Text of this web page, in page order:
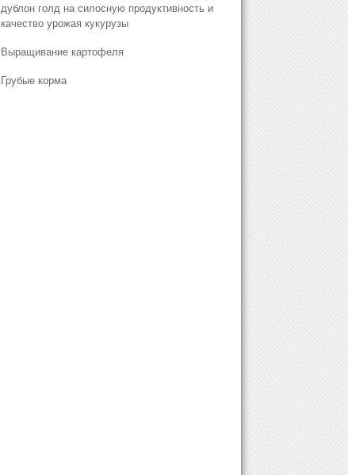
дублон голд на силосную продуктивность и
качество урожая кукурузы
Выращивание картофеля
Грубые корма